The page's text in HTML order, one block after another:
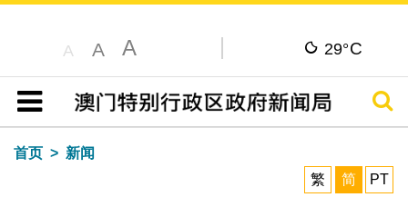
A A A 29°C
目录
搜寻
首页
新闻
繁
简 PT